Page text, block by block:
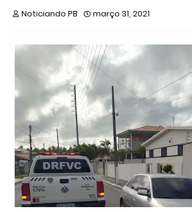
Noticiando PB março 31, 2021